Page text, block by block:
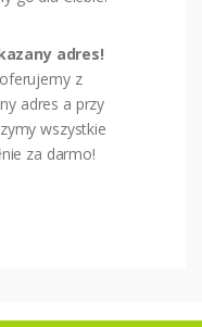
adres!
z
adres a przy
wszystkie
za darmo!